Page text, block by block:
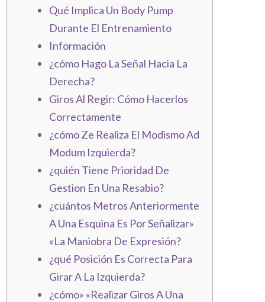
Qué Implica Un Body Pump
Durante El Entrenamiento
Información
¿cómo Hago La Señal Hacia La
Derecha?
Giros Al Regir: Cómo Hacerlos
Correctamente
¿cómo Ze Realiza El Modismo Ad
Modum Izquierda?
¿quién Tiene Prioridad De
Gestion En Una Resabio?
¿cuántos Metros Anteriormente
A Una Esquina Es Por Señalizar»
«La Maniobra De Expresión?
¿qué Posición Es Correcta Para
Girar A La Izquierda?
¿cómo» «Realizar Giros A Una